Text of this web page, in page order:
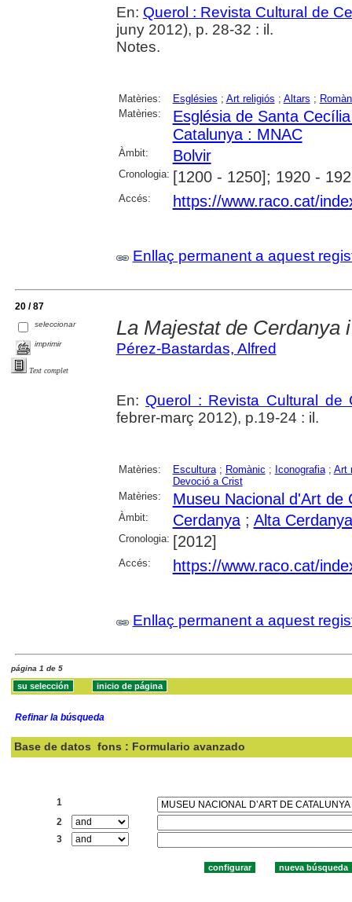
En: Querol : Revista Cultural de
juny 2012), p. 28-32 : il.
Notes.
Matèries: Esglésies ; Art religiós ; Altars ;
Matèries:
Església de Santa
Catalunya : MNAC
Àmbit: Bolvir
Cronologia: [1200 - 1250]; 1920 -
Accés: https://www.raco.cat/
Enllaç permanent a aquest
20 / 87
seleccionar
imprimir
Text complet
La Majestat de Cerdanya
Pérez-Bastardas, Alfred
En: Querol : Revista Cultural de
febrer-març 2012), p.19-24 : il.
Matèries: Escultura; Romànic ; Iconografia; Art
Devoció a Crist
Matèries:
Museu Nacional d'Art de
Àmbit: Cerdanya; Alta Cerdanya
Cronologia: [2012]
Accés: https://www.raco.cat/
Enllaç permanent a aquest
página 1 de 5
Refinar la búsqueda
Base de datos fons : Formulario avanzado
1
2
3